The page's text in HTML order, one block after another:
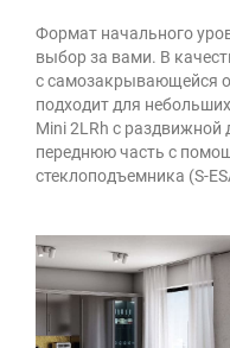
Формат начального
выбор за вами. В
с самозакрывающейся
подходит для
Mini 2LRh с
переднюю часть с
стеклоподъемника (S-